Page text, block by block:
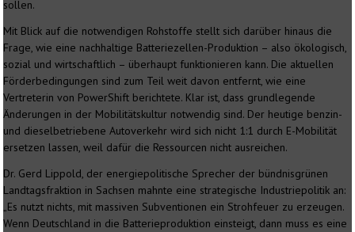
sollen.
Mit Blick auf die notwendigen Rohstoffe stellt sich darüber hinaus die
Frage, wie eine nachhaltige Batteriezellen-Produktion – also ökologisch,
sozial und wirtschaftlich – überhaupt funktionieren kann. Die aktuellen
Förderbedingungen sind zum Teil weit davon entfernt, wie eine
Vertreterin von PowerShift berichtete. Klar ist, dass grundlegende
Änderungen in der Mobilitätskultur notwendig sind. Der heutige benzin-
und dieselbetriebene Autoverkehr wird sich nicht 1:1 durch E-Mobilität
ersetzen lassen, weil dafür die Ressourcen nicht ausreichen.
Dr. Gerd Lippold, der energiepolitische Sprecher der bündnisgrünen
Landtagsfraktion in Sachsen mahnte eine strategische Industriepolitik an:
„Es nutzt nichts, mit massiven Subventionen ein Strohfeuer zu erzeugen.
Wenn Deutschland in die Batterieproduktion einsteigt, dann muss es eine